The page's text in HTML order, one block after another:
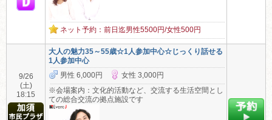
ネット予約：前日迄男性5500円/女性500円
9/26
(土)
18:15
大人の魅力35～55歳☆1人参加中心☆じっくり話せる
1人参加中心
男性 6,000円
女性 3,000円
※会場案内：文化的活動など、交流する生活空間とし
ての総合交流の拠点施設です